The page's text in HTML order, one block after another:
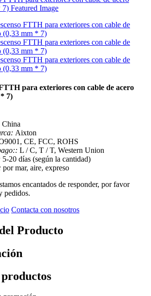
para exteriores con cable de acero
7)
China
Aixton
CE, FCC, ROHS
L / C, T / T, Western Union
5-20 días (según la cantidad)
por mar, aire, expreso
encantados de responder, por favor
pedidos.
Contacta con nosotros
Producto